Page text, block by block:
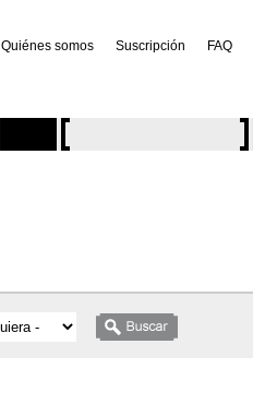
Quiénes somos Suscripción FAQ